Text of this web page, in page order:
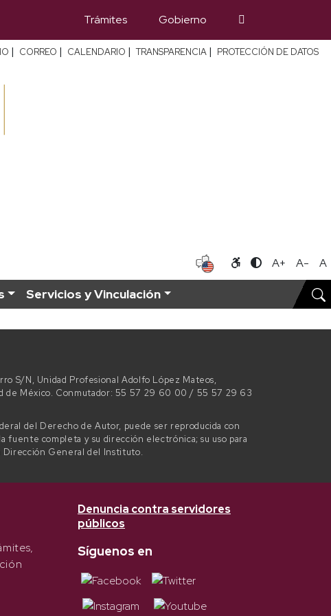
Trámites Gobierno
| CORREO | CALENDARIO | TRANSPARENCIA | PROTECCIÓN DE DATOS
A+ A- A
Servicios y Vinculación
S/N, Unidad Profesional Adolfo López Mateos,
de México. Conmutador: 55 57 29 60 00 / 55 57 29 63
del Derecho de Autor, puede ser reproducida con
fuente completa y su dirección electrónica; su uso para
General del Instituto.
Denuncia contra servidores
públicos
Síguenos en